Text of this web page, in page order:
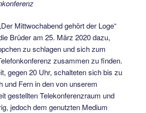
Mittwochabend gehört der Loge“
Brüder am 25. März 2020 dazu,
zu schlagen und sich zum
zusammen zu finden.
gegen 20 Uhr, schalteten sich bis zu
und Fern in den von unserem
gestellten Telekonferenzraum und
jedoch dem genutzten Medium